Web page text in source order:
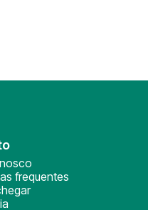
frequentes